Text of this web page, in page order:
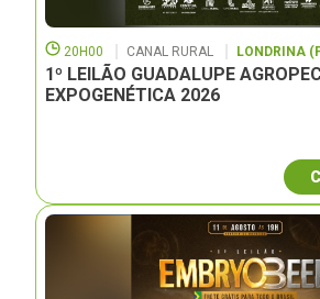
20H00 CANAL RURAL LONDRINA
1º LEILÃO GUADALUPE
EXPOGENÉTICA 2026